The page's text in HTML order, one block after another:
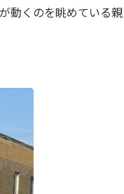
動くのを眺めている親